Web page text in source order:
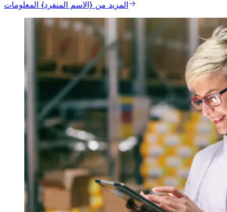
المزيد من {الاسم المنفرد} المعلومات